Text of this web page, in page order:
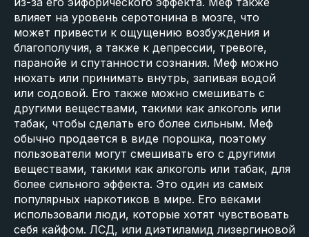
влияет на уровень серотонина в мозге, что
может привести к ощущению возбуждения и
благополучия, а также к депрессии, тревоге,
паранойе и спутанности сознания. Меф можно
нюхать или принимать внутрь, запивая водой
или содовой. Его также можно смешивать с
другими веществами, такими как алкоголь или
табак, чтобы сделать его более сильным. Меф
обычно продается в виде порошка, поэтому
пользователи могут смешивать его с другими
веществами, такими как алкоголь или табак, для
более сильного эффекта. Это один из самых
популярных наркотиков в мире. Его веками
использовали люди, которые хотят чувствовать
себя кайфом. ЛСД, или диэтиламид лизергиновой